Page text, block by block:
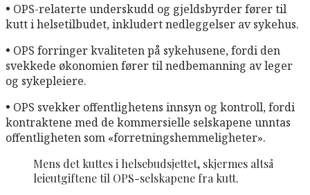
• OPS-relaterte underskudd og gjeldsbyrder fører til
kutt i helsetilbudet, inkludert nedleggelser av sykehus.
• OPS forringer kvaliteten på sykehusene, fordi den
svekkede økonomien fører til nedbemanning av leger
og sykepleiere.
• OPS svekker offentlighetens innsyn og kontroll, fordi
kontraktene med de kommersielle selskapene unntas
offentligheten som «forretningshemmeligheter».
Mens det kuttes i helsebudsjettet, skjermes altså
leieutgiftene til OPS-selskapene fra kutt.